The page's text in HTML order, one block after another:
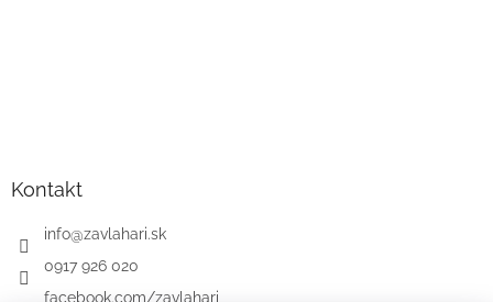
Kontakt
info@zavlahari.sk
0917 926 020
facebook.com/zavlahari